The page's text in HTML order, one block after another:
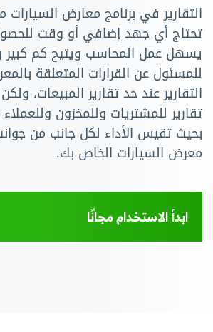
التقارير في برنامج معارض السيارات
تحتاج أي جهد إضافي أو وقت
يسهل عمل المحاسب ويتيح كم كبير
للمسئول عن القرارات المتعلقة
التقارير عند حد تقارير المبيعات،
تقارير للمشتريات وللمخزون
بحيث تقيس الأداء لكل جانب من
معرض السيارات الخاص بك.
ابدأ الاستخدام مجانًا